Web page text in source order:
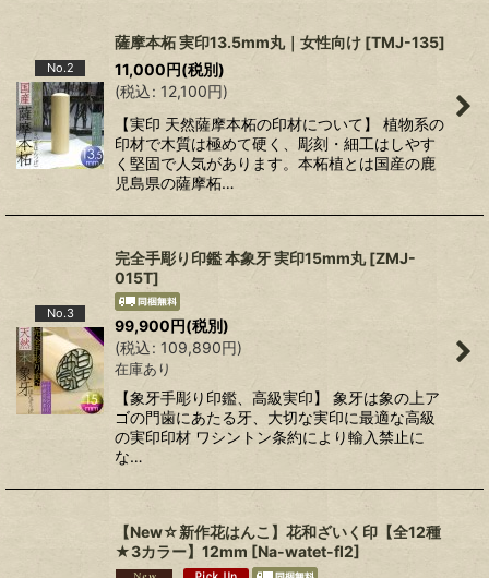
No.2
薩摩本柘 実印13.5mm丸｜女性向け [TMJ-135]
11,000円(税別)
(税込: 12,100円)
【実印 天然薩摩本柘の印材について】 植物系の
印材で木質は極めて硬く、彫刻・細工はしやす
く堅固で人気があります。本柘植とは国産の鹿
児島県の薩摩柘…
No.3
完全手彫り印鑑 本象牙 実印15mm丸 [ZMJ-
015T]
99,900円(税別)
(税込: 109,890円)
在庫あり
【象牙手彫り印鑑、高級実印】 象牙は象の上ア
ゴの門歯にあたる牙、大切な実印に最適な高級
の実印印材 ワシントン条約により輸入禁止に
な…
【New☆新作花はんこ】花和ざいく印【全12種
★3カラー】12mm [Na-watet-fl2]